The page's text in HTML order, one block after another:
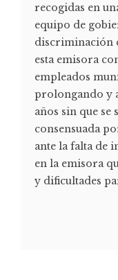
recogidas en
equipo de
discriminación
esta emisora
empleados
prolongando y
años sin que
consensuada
ante la falta de
en la emisora
y dificultades